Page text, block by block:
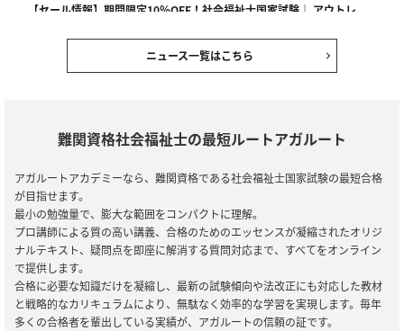
【セール情報】期間限定10％OFF！社会福祉士国家試験｜ アウトレ
【リリース情報】社会福祉士国家試験｜第38回（2025年度）中上級
2025/03/13 社会福祉士国家試験
【リリース情報】社会福祉士国家試験｜【第38回合格目標】入門総
合講義/入門カリキュラム
2024/12/28 全資格種
【ご案内】年末年始の営業について
ニュース一覧はこちら
難関資格社会福祉士の最短ルートアガルート
アガルートアカデミーなら、難関資格である社会福祉士国家試験の最短合格
が目指せます。
最小の勉強量で、膨大な範囲をコンパクトに理解。
プロ講師による質の高い講義、合格のためのエッセンスが凝縮されたオリジ
ナルテキスト、疑問点を即座に解消する質問対応まで、すべてをオンライン
で提供します。
合格に必要な知識だけを凝縮し、最新の試験傾向や法改正にも対応した教材
と戦略的なカリキュラムにより、無駄なく効率的な学習を実現します。毎年
多くの合格者を輩出している実績が、アガルートの信頼の証です。